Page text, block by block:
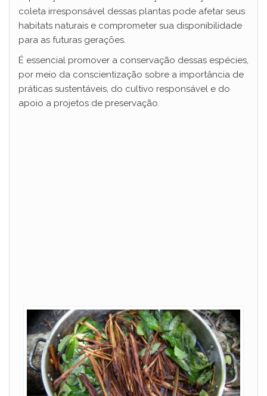
coleta irresponsável dessas plantas pode afetar seus
habitats naturais e comprometer sua disponibilidade
para as futuras gerações.
É essencial promover a conservação dessas espécies,
por meio da conscientização sobre a importância de
práticas sustentáveis, do cultivo responsável e do
apoio a projetos de preservação.